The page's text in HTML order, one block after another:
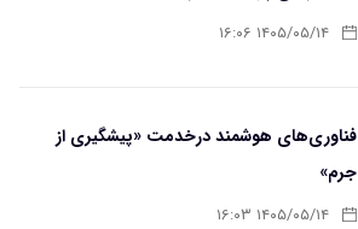
۱۴۰۵/۰۵/۱۴ ۱۶:۰۶
فناوری‌های هوشمند درخدمت «پیشگیری از
جرم»
۱۴۰۵/۰۵/۱۴ ۱۶:۰۳